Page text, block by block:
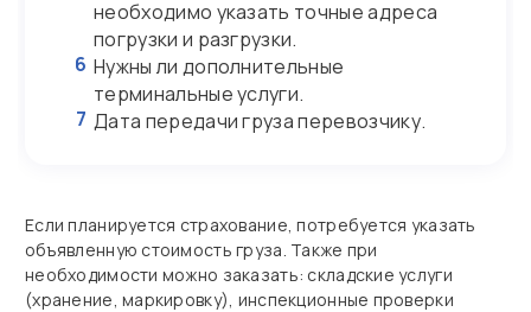
необходимо указать точные адреса
погрузки и разгрузки.
6 Нужны ли дополнительные
терминальные услуги.
7 Дата передачи груза перевозчику.
Если планируется страхование, потребуется указать
объявленную стоимость груза. Также при
необходимости можно заказать: складские услуги
(хранение, маркировку), инспекционные проверки